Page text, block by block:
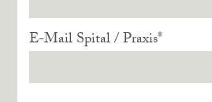
E-Mail Spital / Praxis*